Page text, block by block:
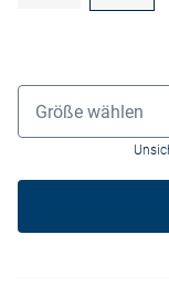
Größenauswahl
Größe wählen